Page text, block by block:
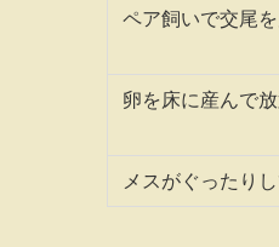
ペア飼いで交尾
卵を床に産んで
メスがぐったり